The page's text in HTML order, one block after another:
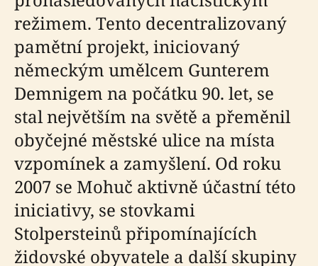
režimem. Tento decentralizovaný
pamětní projekt, iniciovaný
německým umělcem Gunterem
Demnigem na počátku 90. let, se
stal největším na světě a přeměnil
obyčejné městské ulice na místa
vzpomínek a zamyšlení. Od roku
2007 se Mohuč aktivně účastní této
iniciativy, se stovkami
Stolpersteinů připomínajících
židovské obyvatele a další skupiny